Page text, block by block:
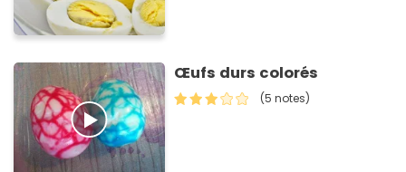
Œufs durs colorés
(5 notes)